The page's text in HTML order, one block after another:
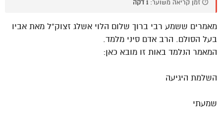
⏱️ זמן קריאה משוער: 1 דקה
מאמרים ששמע רבי ברוך שלום הלוי אשלג זצוק”ל מאת אביו
בעל הסולם. הרב אדם סיני מלמד.
המאמר הנלמד באות זו מובא כאן:
השלמת היגיעה
שמעתי